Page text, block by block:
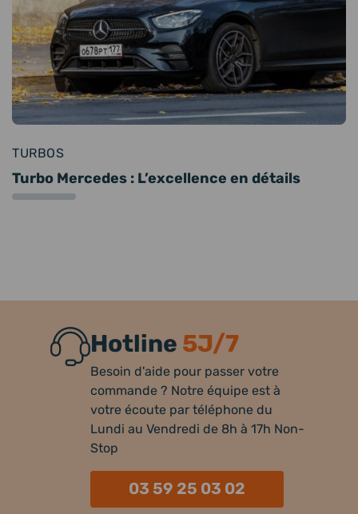
TURBOS
Turbo Mercedes : L’excellence en détails
Hotline 5J/7
Besoin d'aide pour passer votre
commande ? Notre équipe est à
votre écoute par téléphone du
Lundi au Vendredi de 8h à 17h Non-
Stop
03 59 25 03 02